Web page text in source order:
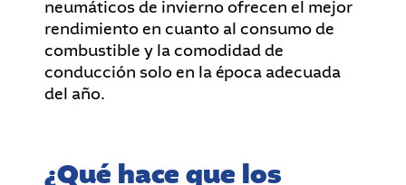
neumáticos de invierno ofrecen el mejor
rendimiento en cuanto al consumo de
combustible y la comodidad de
conducción solo en la época adecuada
del año.
¿Qué hace que los